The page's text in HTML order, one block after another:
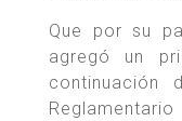
Que por su
agregó un
continuación